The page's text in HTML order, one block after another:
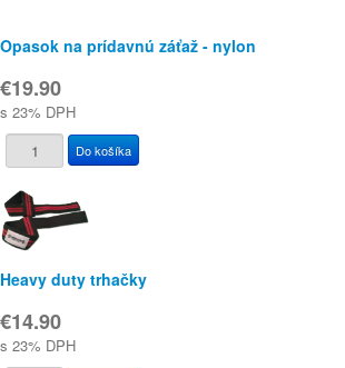
Opasok na prídavnú záťaž - nylon
€19.90
s 23% DPH
Heavy duty trhačky
€14.90
s 23% DPH